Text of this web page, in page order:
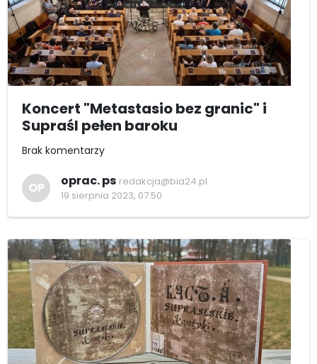
Koncert "Metastasio bez granic" i
Supraśl pełen baroku
Brak komentarzy
OP oprac. ps redakcja@bia24.pl
19 sierpnia 2023, 07:50